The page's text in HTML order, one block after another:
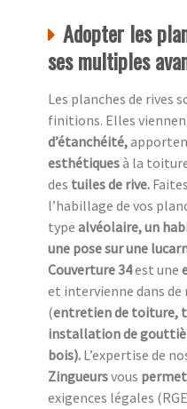
Adopter les
ses multiples
Les planches de rives
finitions. Elles
d’étanchéité,
esthétiquesà la
des tuiles de rive.
l’habillage de vos
type alvéolaire, un
une pose sur une
Couverture 34est une
et intervienne dans de
(entretien de toiture,
installation de
bois). L’expertise de
Zingueursvous
exigences légales